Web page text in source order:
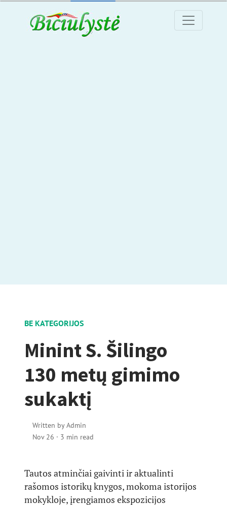
BE KATEGORIJOS
Minint S. Šilingo
130 metų gimimo
sukaktį
Written byAdmin
Nov 26 · 3 min read
Tautos atminčiai gaivinti ir aktualinti
rašomos istorikų knygos, mokoma istorijos
mokykloje, įrengiamos ekspozicijos